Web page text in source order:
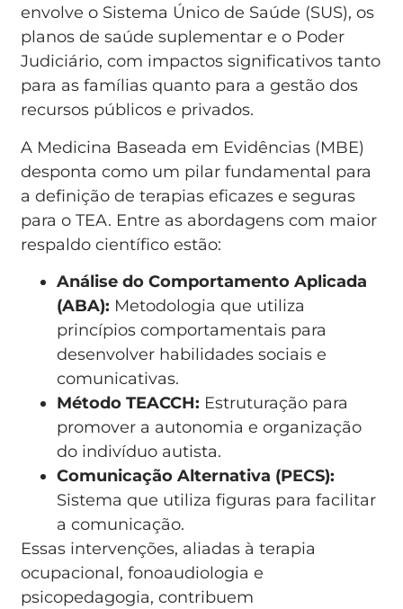
envolve o Sistema Único de Saúde (SUS), os
planos de saúde suplementar e o Poder
Judiciário, com impactos significativos tanto
para as famílias quanto para a gestão dos
recursos públicos e privados.
A Medicina Baseada em Evidências (MBE)
desponta como um pilar fundamental para
a definição de terapias eficazes e seguras
para o TEA. Entre as abordagens com maior
respaldo científico estão:
Análise do Comportamento Aplicada
(ABA): Metodologia que utiliza
princípios comportamentais para
desenvolver habilidades sociais e
comunicativas.
Método TEACCH: Estruturação para
promover a autonomia e organização
do indivíduo autista.
Comunicação Alternativa (PECS):
Sistema que utiliza figuras para facilitar
a comunicação.
Essas intervenções, aliadas à terapia
ocupacional, fonoaudiologia e
psicopedagogia, contribuem